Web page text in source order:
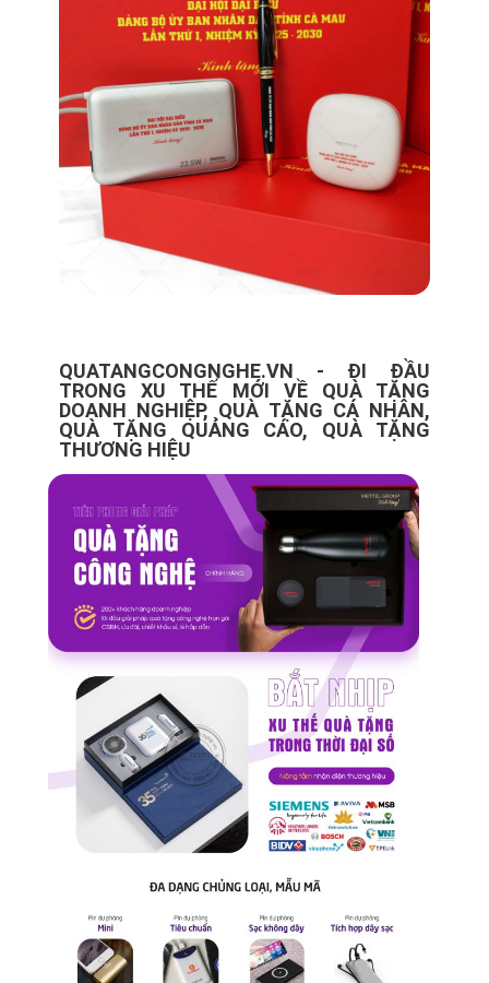
QUATANGCONGNGHE.VN - ĐI ĐẦU
TRONG XU THẾ MỚI VỀ QUÀ TẶNG
DOANH NGHIỆP, QUÀ TẶNG CÁ NHÂN,
QUÀ TẶNG QUẢNG CÁO, QUÀ TẶNG
THƯƠNG HIỆU